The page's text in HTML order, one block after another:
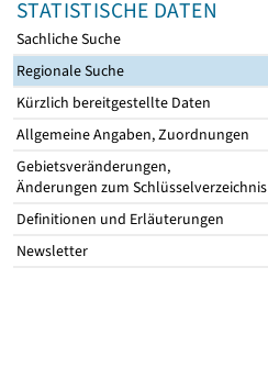
STATISTISCHE DATEN
Sachliche Suche
Regionale Suche
Kürzlich bereitgestellte Daten
Allgemeine Angaben, Zuordnungen
Gebietsveränderungen,
Änderungen zum Schlüsselverzeichnis
Definitionen und Erläuterungen
Newsletter